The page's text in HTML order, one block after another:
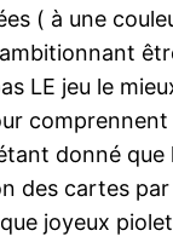
( à une
LE jeu le
donné
des cartes
joyeux